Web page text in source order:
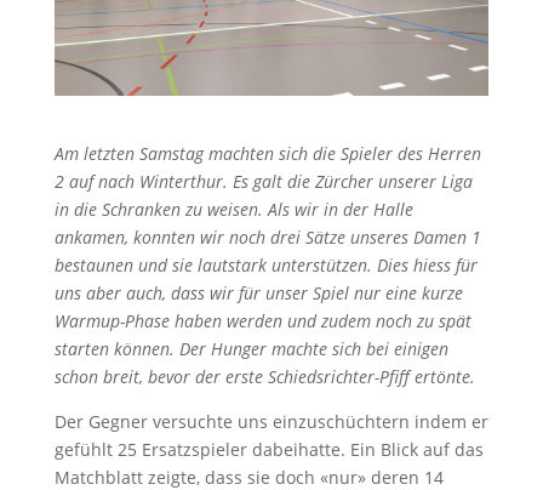
Am letzten Samstag machten sich die Spieler des Herren
2 auf nach Winterthur. Es galt die Zürcher unserer Liga
in die Schranken zu weisen. Als wir in der Halle
ankamen, konnten wir noch drei Sätze unseres Damen 1
bestaunen und sie lautstark unterstützen. Dies hiess für
uns aber auch, dass wir für unser Spiel nur eine kurze
Warmup-Phase haben werden und zudem noch zu spät
starten können. Der Hunger machte sich bei einigen
schon breit, bevor der erste Schiedsrichter-Pfiff ertönte.
Der Gegner versuchte uns einzuschüchtern indem er
gefühlt 25 Ersatzspieler dabeihatte. Ein Blick auf das
Matchblatt zeigte, dass sie doch «nur» deren 14